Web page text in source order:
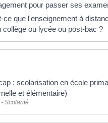
pour passer ses
ce que l'enseignement à
collège ou lycée ou post-bac ?
: scolarisation en école
et élémentaire)
Scolarité